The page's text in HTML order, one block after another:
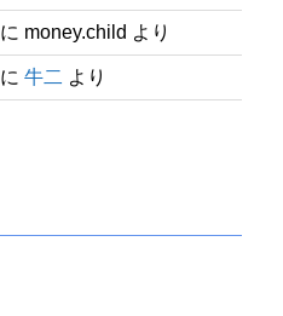
に money.child より
に牛二 より